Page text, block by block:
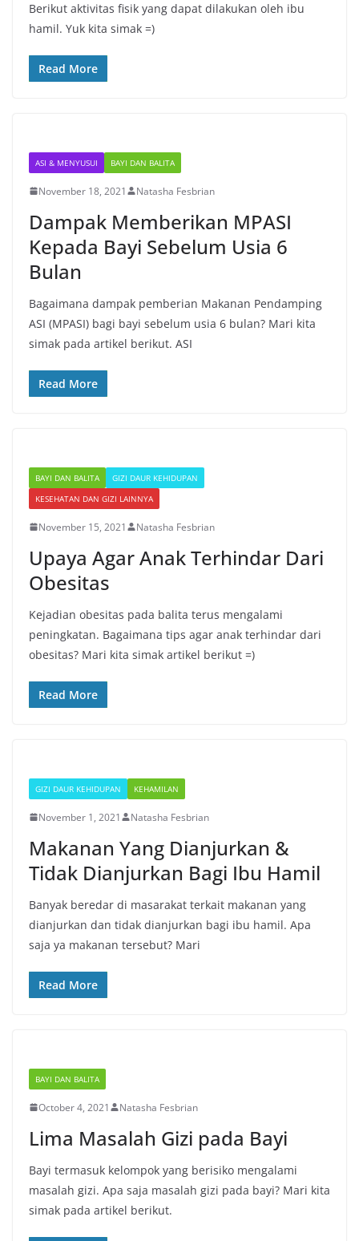
Berikut aktivitas fisik yang dapat dilakukan oleh ibu
hamil. Yuk kita simak =)
Read More
ASI & MENYUSUI BAYI DAN BALITA
November 18, 2021 Natasha Fesbrian
Dampak Memberikan MPASI
Kepada Bayi Sebelum Usia 6
Bulan
Bagaimana dampak pemberian Makanan Pendamping
ASI (MPASI) bagi bayi sebelum usia 6 bulan? Mari kita
simak pada artikel berikut. ASI
Read More
BAYI DAN BALITA
GIZI DAUR KEHIDUPAN
KESEHATAN DAN GIZI LAINNYA
November 15, 2021 Natasha Fesbrian
Upaya Agar Anak Terhindar Dari
Obesitas
Kejadian obesitas pada balita terus mengalami
peningkatan. Bagaimana tips agar anak terhindar dari
obesitas? Mari kita simak artikel berikut =)
Read More
GIZI DAUR KEHIDUPAN KEHAMILAN
November 1, 2021 Natasha Fesbrian
Makanan Yang Dianjurkan &
Tidak Dianjurkan Bagi Ibu Hamil
Banyak beredar di masarakat terkait makanan yang
dianjurkan dan tidak dianjurkan bagi ibu hamil. Apa
saja ya makanan tersebut? Mari
Read More
BAYI DAN BALITA
October 4, 2021 Natasha Fesbrian
Lima Masalah Gizi pada Bayi
Bayi termasuk kelompok yang berisiko mengalami
masalah gizi. Apa saja masalah gizi pada bayi? Mari kita
simak pada artikel berikut.